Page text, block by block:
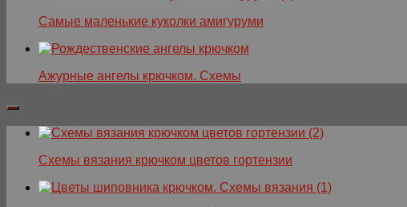
Самые маленькие куколки амигуруми
Ажурные ангелы крючком. Схемы
Схемы вязания крючком цветов гортензии